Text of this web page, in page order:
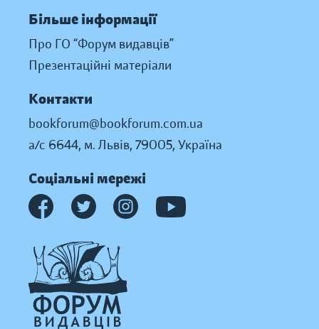
Більше інформації
Про ГО “Форум видавців”
Презентаційні матеріали
Контакти
bookforum@bookforum.com.ua
а/с 6644, м. Львів, 79005, Україна
Соціальні мережі